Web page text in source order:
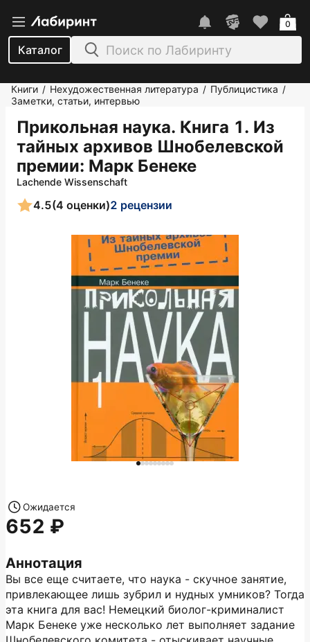
Каталог
0
Книги / Нехудожественная литература / Публицистика /
Заметки, статьи, интервью
Прикольная наука. Книга 1. Из
тайных архивов Шнобелевской
премии: Марк Бенеке
Lachende Wissenschaft
4.5(4 оценки)2 рецензии
Аннотация
Вы все еще считаете, что наука - скучное занятие,
привлекающее лишь зубрил и нудных умников? Тогда
эта книга для вас! Немецкий биолог-криминалист
Марк Бенеке уже несколько лет выполняет задание
Ожидается
652